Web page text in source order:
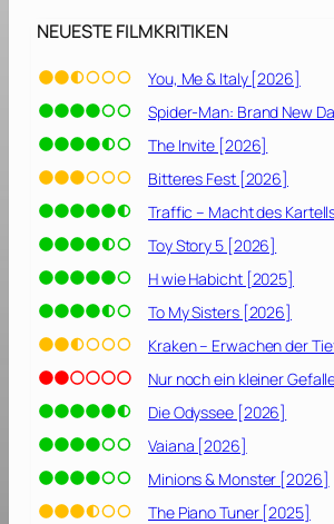
NEUESTE FILMKRITIKEN
You, Me & Italy [2026]
Spider-Man: Brand New
The Invite [2026]
Bitteres Fest [2026]
Traffic – Macht des
Toy Story 5 [2026]
H wie Habicht [2025]
To My Sisters [2026]
Kraken – Erwachen der
Nur noch ein kleiner
Die Odyssee [2026]
Vaiana [2026]
Minions & Monster [2026]
The Piano Tuner [2025]